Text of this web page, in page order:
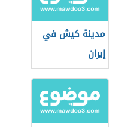
مدينة كيش في
إيران